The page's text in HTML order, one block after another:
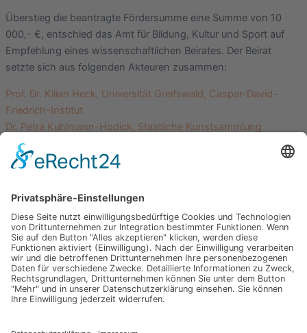
Überstieg die beantragte Fördersumme eine Summe von 10
000,- €, entschied das Amt für Bildung, Kultur und Sport auf
Empfehlung eines wissenschaftlichen Beirates. Der Beirat
setzte sich aus folgenden Akteuren zusammen:
Prof. Dr. Kilian Heck, Universität Greifswald, Caspar-David-
Friedrich-Institut
Dr. Petra Kuhlmann-Hodick, Staatliche Kunstsammlung
Dresden
Florian Illies, Kunsthistoriker, Journalist, Berlin
Kunstsammlungen Mecklenburg-Vorpommern
Kirchenmusik/ Musikwissenschaft
Prof. Dr. Dr. Hans Joosten, Universität Greifswald, Institut für
Botanik und Landschaftsökologie
Dr. Markus Bertsch, Kunsthalle Hamburg